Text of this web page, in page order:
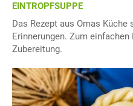
EINTROPFSUPPE
Das Rezept aus Omas
Erinnerungen. Zum
Zubereitung.